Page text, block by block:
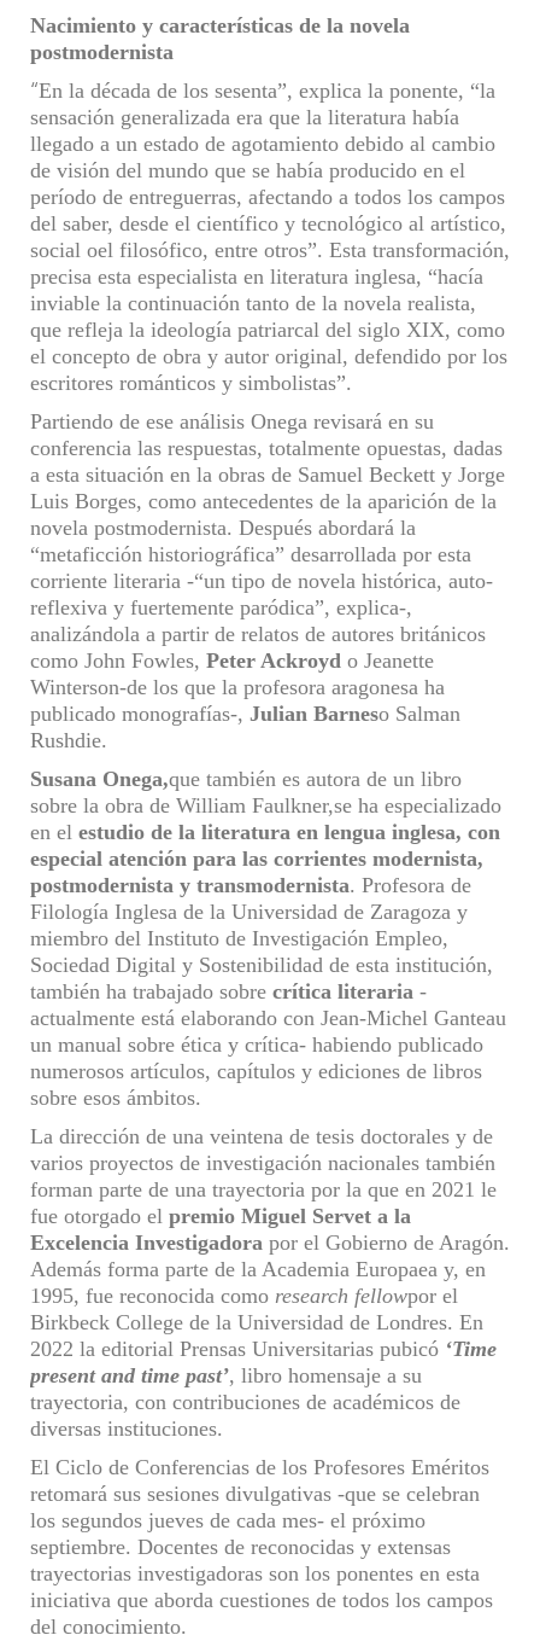
Nacimiento y características de la novela
postmodernista
“En la década de los sesenta”, explica la ponente, “la
sensación generalizada era que la literatura había
llegado a un estado de agotamiento debido al cambio
de visión del mundo que se había producido en el
período de entreguerras, afectando a todos los campos
del saber, desde el científico y tecnológico al artístico,
social oel filosófico, entre otros”. Esta transformación,
precisa esta especialista en literatura inglesa, “hacía
inviable la continuación tanto de la novela realista,
que refleja la ideología patriarcal del siglo XIX, como
el concepto de obra y autor original, defendido por los
escritores románticos y simbolistas”.
Partiendo de ese análisis Onega revisará en su
conferencia las respuestas, totalmente opuestas, dadas
a esta situación en la obras de Samuel Beckett y Jorge
Luis Borges, como antecedentes de la aparición de la
novela postmodernista. Después abordará la
“metaficción historiográfica” desarrollada por esta
corriente literaria -“un tipo de novela histórica, auto-
reflexiva y fuertemente paródica”, explica-,
analizándola a partir de relatos de autores británicos
como John Fowles, Peter Ackroyd o Jeanette
Winterson-de los que la profesora aragonesa ha
publicado monografías-, Julian Barneso Salman
Rushdie.
Susana Onega,que también es autora de un libro
sobre la obra de William Faulkner,se ha especializado
en el estudio de la literatura en lengua inglesa, con
especial atención para las corrientes modernista,
postmodernista y transmodernista. Profesora de
Filología Inglesa de la Universidad de Zaragoza y
miembro del Instituto de Investigación Empleo,
Sociedad Digital y Sostenibilidad de esta institución,
también ha trabajado sobre crítica literaria -
actualmente está elaborando con Jean-Michel Ganteau
un manual sobre ética y crítica- habiendo publicado
numerosos artículos, capítulos y ediciones de libros
sobre esos ámbitos.
La dirección de una veintena de tesis doctorales y de
varios proyectos de investigación nacionales también
forman parte de una trayectoria por la que en 2021 le
fue otorgado el premio Miguel Servet a la
Excelencia Investigadora por el Gobierno de Aragón.
Además forma parte de la Academia Europaea y, en
1995, fue reconocida como research fellowpor el
Birkbeck College de la Universidad de Londres. En
2022 la editorial Prensas Universitarias pubicó ‘Time
present and time past’, libro homensaje a su
trayectoria, con contribuciones de académicos de
diversas instituciones.
El Ciclo de Conferencias de los Profesores Eméritos
retomará sus sesiones divulgativas -que se celebran
los segundos jueves de cada mes- el próximo
septiembre. Docentes de reconocidas y extensas
trayectorias investigadoras son los ponentes en esta
iniciativa que aborda cuestiones de todos los campos
del conocimiento.